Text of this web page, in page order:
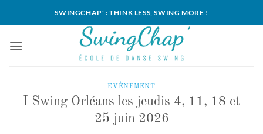
SWINGCHAP' : THINK LESS, SWING MORE !
EVÈNEMENT
I Swing Orléans les jeudis 4, 11, 18 et
25 juin 2026